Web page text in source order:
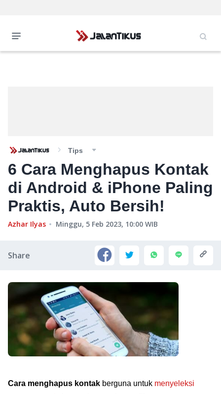
Tips
6 Cara Menghapus Kontak
di Android & iPhone Paling
Praktis, Auto Bersih!
Azhar Ilyas Minggu, 5 Feb 2023, 10:00 WIB
Share
Cara menghapus kontak berguna untuk menyeleksi